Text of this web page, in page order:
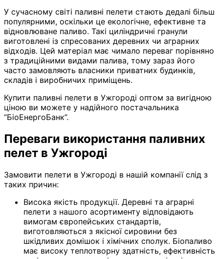
У сучасному світі паливні пелети стають дедалі більш
популярними, оскільки це екологічне, ефективне та
відновлюване паливо. Такі циліндричні гранули
виготовлені із спресованих деревних чи аграрних
відходів. Цей матеріал має чимало переваг порівняно
з традиційними видами палива, тому зараз його
часто замовляють власники приватних будинків,
складів і виробничих приміщень.
Купити паливні пелети в Ужгороді оптом за вигідною
ціною ви можете у надійного постачальника
“БіоЕнергоБанк”.
Переваги використання паливних
пелет в Ужгороді
Замовити пелети в Ужгороді в нашій компанії слід з
таких причин:
Висока якість продукції. Деревні та аграрні
пелети з нашого асортименту відповідають
вимогам європейських стандартів,
виготовляються з якісної сировини без
шкідливих домішок і хімічних сполук. Біопаливо
має високу теплотворну здатність, ефективність